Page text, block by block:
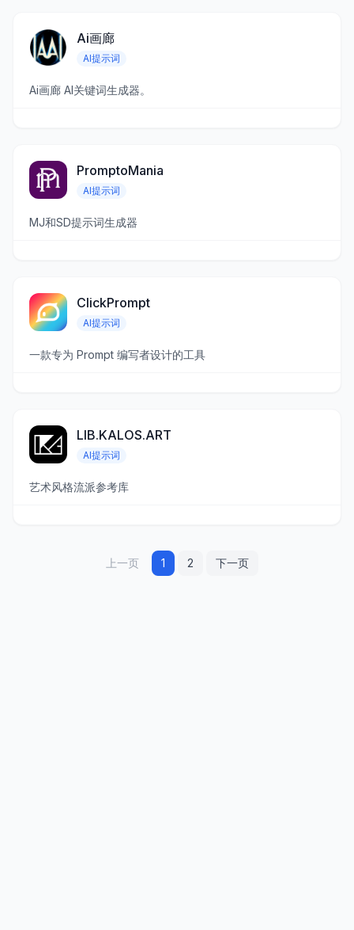
Ai画廊
AI提示词
Ai画廊 AI关键词生成器。
PromptoMania
AI提示词
MJ和SD提示词生成器
ClickPrompt
AI提示词
一款专为 Prompt 编写者设计的工具
LIB.KALOS.ART
AI提示词
艺术风格流派参考库
上一页 1 2 下一页